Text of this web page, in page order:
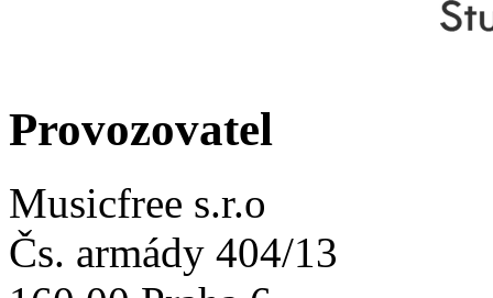
Provozovatel
Musicfree s.r.o
Čs. armády 404/13